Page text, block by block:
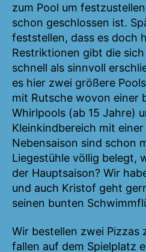
zum Pool um
schon geschlossen ist.
feststellen, dass es doch
Restriktionen gibt die
schnell als sinnvoll
es hier zwei größere
mit Rutsche wovon einer
Whirlpools (ab 15 Jahre)
Kleinkindbereich mit
Nebensaison sind schon
Liegestühle völlig belegt,
der Hauptsaison? Wir
und auch Kristof geht
seinen bunten
Wir bestellen zwei Pizzas
fallen auf dem Spielplatz